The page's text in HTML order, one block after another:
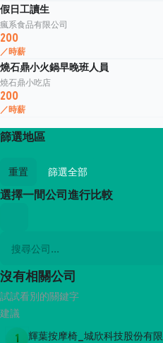
假日工讀生
瘋系食品有限公司
200
／時薪
燒石鼎小火鍋早晚班人員
燒石鼎小吃店
200
／時薪
篩選地區
重置 篩選全部
選擇一間公司進行比較
沒有相關公司
試試看別的關鍵字
建議
1 輝葉按摩椅_城欣科技股份有